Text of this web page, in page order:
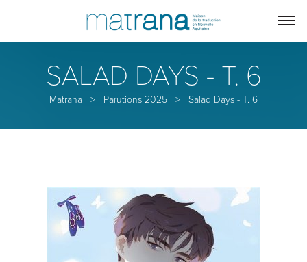
SALAD DAYS - T. 6
Matrana > Parutions 2025 > Salad Days - T. 6